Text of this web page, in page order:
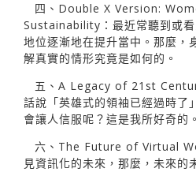
四、Double X Version:
Sustainability：最近常聽到或
地位逐漸地在提升當中。那麼，
解真實的情形究竟是如何的。
五、A Legacy of 21st
話說「英雄式的領袖已經過時了
會讓人信服呢？這是我所好奇的。
六、The Future of Virtual
見資訊化的未來，那麼，未來的